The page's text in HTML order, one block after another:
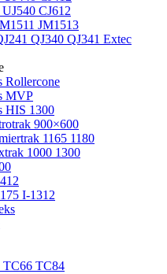
CJ612
JM1513
QJ340 QJ341 Extec
Rollercone
MVP
HIS 1300
900×600
1165 1180
1000 1300
I-1312
TC84